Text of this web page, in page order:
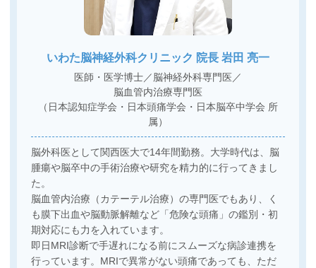
いわた脳神経外科クリニック 院長 岩田 亮一
医師・医学博士／ 脳神経外科専門医／
脳血管内治療専門医
（日本認知症学会・日本頭痛学会・日本脳卒中学会 所
属）
脳外科医として関西医大で14年間勤務。大学時代は、脳
腫瘍や脳卒中の手術治療や研究を精力的に行ってきまし
た。
脳血管内治療（カテーテル治療）の専門医でもあり、く
も膜下出血や脳動脈解離など「危険な頭痛」の鑑別・初
期対応にも力を入れています。
即日MRI診断で手遅れになる前にスムーズな病診連携を
行っています。MRIで異常がない頭痛であっても、ただ